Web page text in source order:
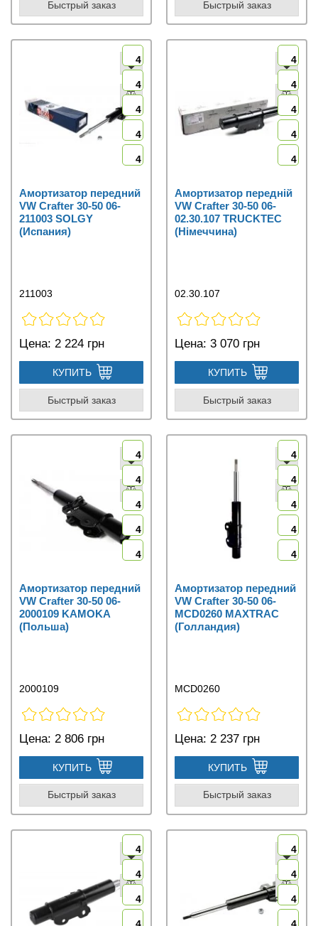
Быстрый заказ Быстрый заказ
4
4
4
4
4
Амортизатор передний
VW Crafter 30-50 06-
211003 SOLGY
(Испания)
211003
Цена: 2 224 грн
КУПИТЬ
Быстрый заказ
4
4
4
4
4
Амортизатор передній
VW Crafter 30-50 06-
02.30.107 TRUCKTEC
(Німеччина)
02.30.107
Цена: 3 070 грн
КУПИТЬ
Быстрый заказ
4
4
4
4
4
Амортизатор передний
VW Crafter 30-50 06-
2000109 KAMOKA
(Польша)
2000109
Цена: 2 806 грн
КУПИТЬ
Быстрый заказ
4
4
4
4
4
Амортизатор передний
VW Crafter 30-50 06-
MCD0260 MAXTRAC
(Голландия)
MCD0260
Цена: 2 237 грн
КУПИТЬ
Быстрый заказ
4
4
4
4
4
4